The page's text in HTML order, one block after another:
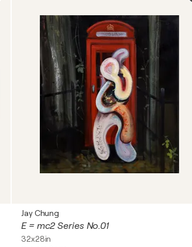
Jay Chung
E = mc2 Series No.01
32x28in